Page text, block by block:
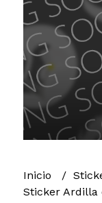
Inicio
Sticker Ardilla